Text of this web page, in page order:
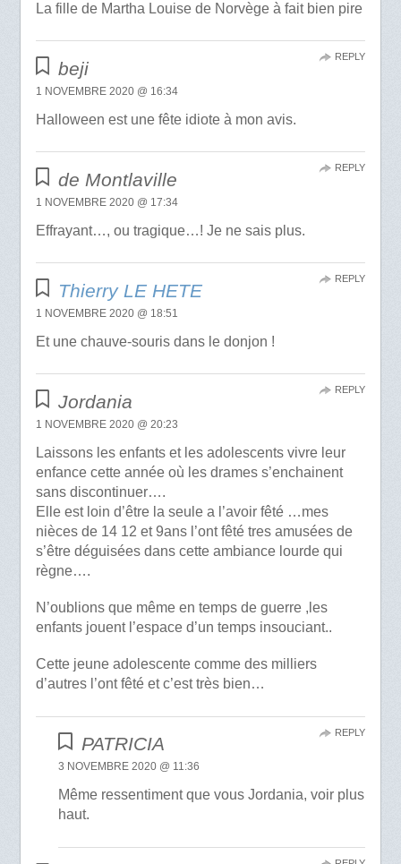
La fille de Martha Louise de Norvège à fait bien pire
beji
1 NOVEMBRE 2020 @ 16:34
Halloween est une fête idiote à mon avis.
REPLY
de Montlaville
1 NOVEMBRE 2020 @ 17:34
Effrayant…, ou tragique…! Je ne sais plus.
REPLY
Thierry LE HETE
1 NOVEMBRE 2020 @ 18:51
Et une chauve-souris dans le donjon !
REPLY
Jordania
1 NOVEMBRE 2020 @ 20:23
Laissons les enfants et les adolescents vivre leur
enfance cette année où les drames s’enchainent
sans discontinuer….
Elle est loin d’être la seule a l’avoir fêté …mes
nièces de 14 12 et 9ans l’ont fêté tres amusées de
s’être déguisées dans cette ambiance lourde qui
règne….
N’oublions que même en temps de guerre ,les
enfants jouent l’espace d’un temps insouciant..
Cette jeune adolescente comme des milliers
d’autres l’ont fêté et c’est très bien…
REPLY
PATRICIA
3 NOVEMBRE 2020 @ 11:36
Même ressentiment que vous Jordania, voir plus
haut.
REPLY